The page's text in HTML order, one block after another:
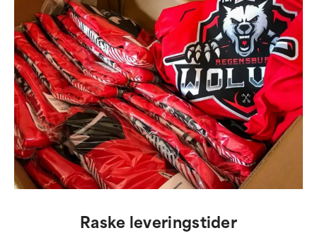
Raske leveringstider